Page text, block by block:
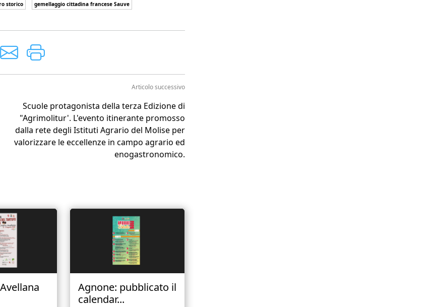
storico
gemellaggio cittadina francese Sauve
Articolo successivo
Scuole protagonista della terza Edizione di
"Agrimolitur'. L'evento itinerante promosso
dalla rete degli Istituti Agrario del Molise per
valorizzare le eccellenze in campo agrario ed
enogastronomico.
Agnone: pubblicato il
calendar...